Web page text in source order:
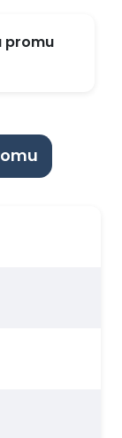
promu